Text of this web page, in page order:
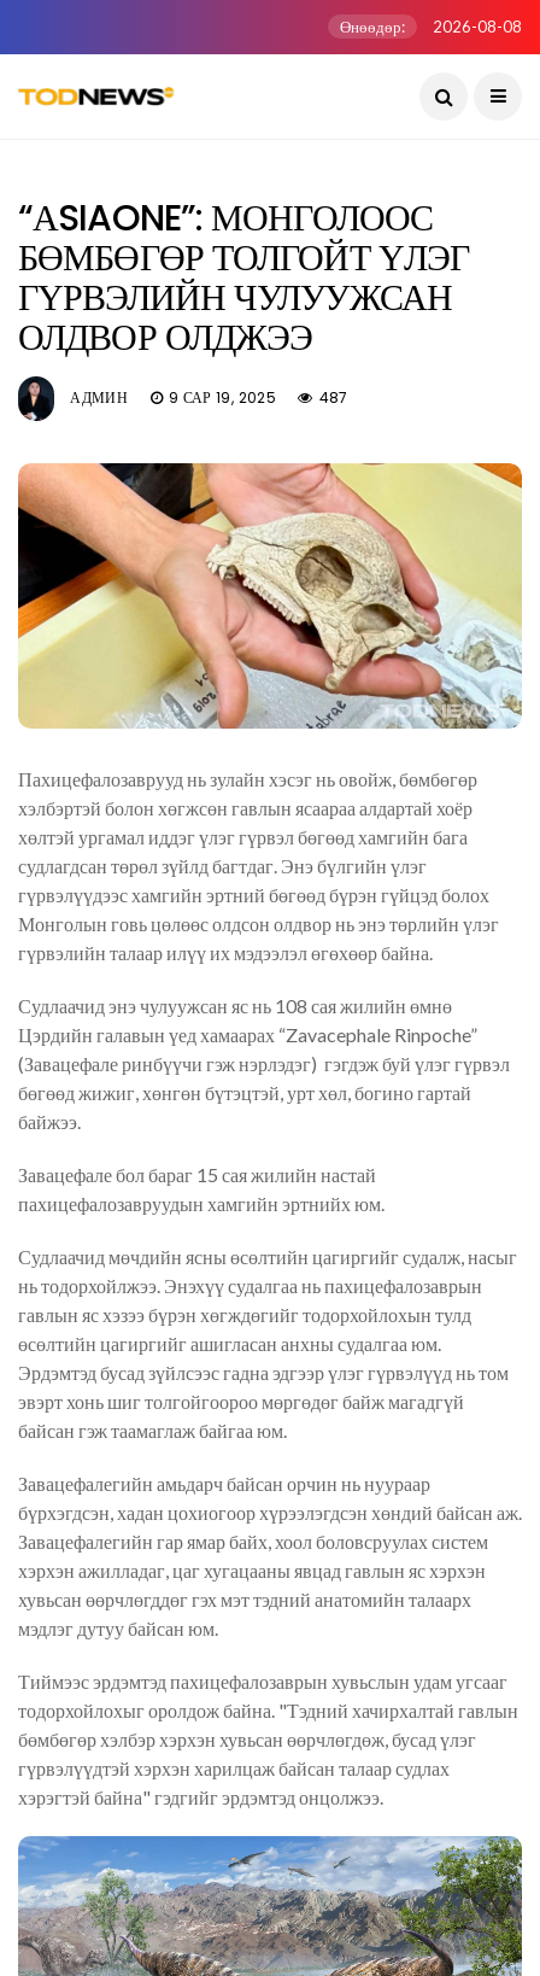
Өнөөдөр: 2026-08-08
“АSIAONE”: МОНГОЛООС
БӨМБӨГӨР ТОЛГОЙТ ҮЛЭГ
ГҮРВЭЛИЙН ЧУЛУУЖСАН
ОЛДВОР ОЛДЖЭЭ
АДМИН 9 САР 19, 2025 487
Пахицефалозаврууд нь зулайн хэсэг нь овойж, бөмбөгөр
хэлбэртэй болон хөгжсөн гавлын ясаараа алдартай хоёр
хөлтэй ургамал иддэг үлэг гүрвэл бөгөөд хамгийн бага
судлагдсан төрөл зүйлд багтдаг. Энэ бүлгийн үлэг
гүрвэлүүдээс хамгийн эртний бөгөөд бүрэн гүйцэд болох
Монголын говь цөлөөс олдсон олдвор нь энэ төрлийн үлэг
гүрвэлийн талаар илүү их мэдээлэл өгөхөөр байна.
Судлаачид энэ чулуужсан яс нь 108 сая жилийн өмнө
Цэрдийн галавын үед хамаарах “Zavacephale Rinpoche”
(Завацефале ринбүүчи гэж нэрлэдэг) гэгдэж буй үлэг гүрвэл
бөгөөд жижиг, хөнгөн бүтэцтэй, урт хөл, богино гартай
байжээ
Завацефале бол бараг 15 сая жилийн настай
пахицефалозавруудын хамгийн эртнийх юм.
Судлаачид мөчдийн ясны өсөлтийн цагиргийг судалж, ​​насыг
нь тодорхойлжээ. Энэхүү судалгаа нь пахицефалозаврын
гавлын яс хэзээ бүрэн хөгждөгийг тодорхойлохын тулд
өсөлтийн цагиргийг ашигласан анхны судалгаа юм.
Эрдэмтэд бусад зүйлсээс гадна эдгээр үлэг гүрвэлүүд нь том
эвэрт хонь шиг толгойгоороо мөргөдөг байж магадгүй
байсан гэж таамаглаж байгаа юм.
Завацефалегийн амьдарч байсан орчин нь нуураар
бүрхэгдсэн, хадан цохиогоор хүрээлэгдсэн хөндий байсан аж.
Завацефалегийн гар ямар байх, хоол боловсруулах систем
хэрхэн ажилладаг, цаг хугацааны явцад гавлын яс хэрхэн
хувьсан өөрчлөгддөг гэх мэт тэдний анатомийн талаарх
мэдлэг дутуу байсан юм.
Тиймээс эрдэмтэд пахицефалозаврын хувьслын удам угсааг
тодорхойлохыг оролдож байна. "Тэдний хачирхалтай гавлын
бөмбөгөрхэлбэрхэрхэн хувьсан өөрчлөгдөж, бусад үлэг
гүрвэлүүдтэй хэрхэн харилцаж байсан талаар судлах
хэрэгтэй байна" гэдгийг эрдэмтэд онцолжээ.